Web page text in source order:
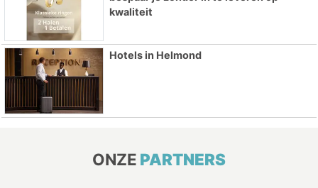
kwaliteit
Hotels in Helmond
ONZE PARTNERS